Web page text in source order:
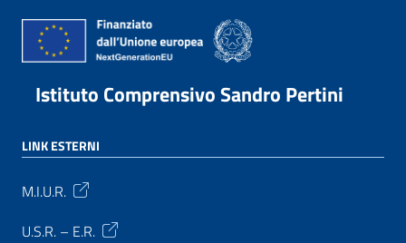
Istituto Comprensivo Sandro Pertini
LINK ESTERNI
M.I.U.R.
U.S.R. – E.R.